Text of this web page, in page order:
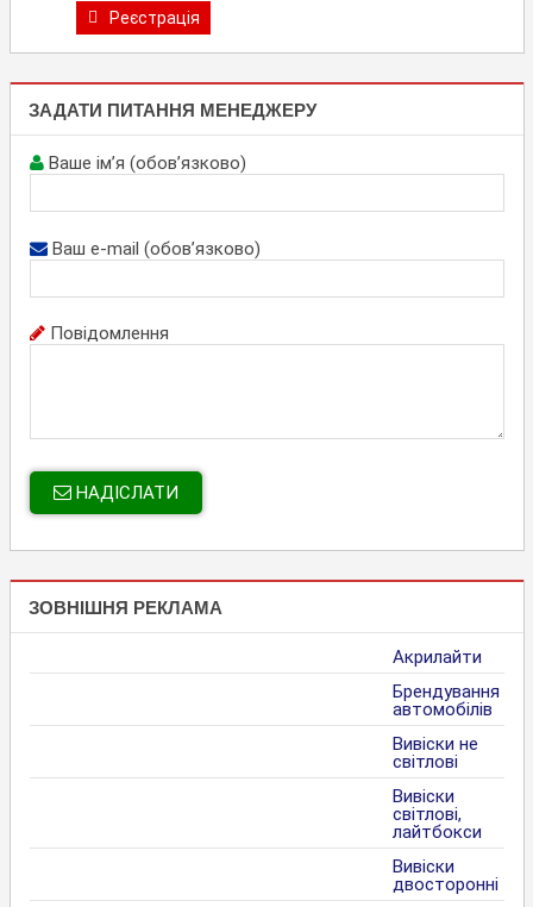
Реєстрація
ЗАДАТИ ПИТАННЯ МЕНЕДЖЕРУ
Ваше ім’я (обов’язково)
Ваш e-mail (обов’язково)
Повідомлення
НАДІСЛАТИ
ЗОВНІШНЯ РЕКЛАМА
Акрилайти
Брендування
автомобілів
Вивіски не
світлові
Вивіски
світлові,
лайтбокси
Вивіски
двосторонні